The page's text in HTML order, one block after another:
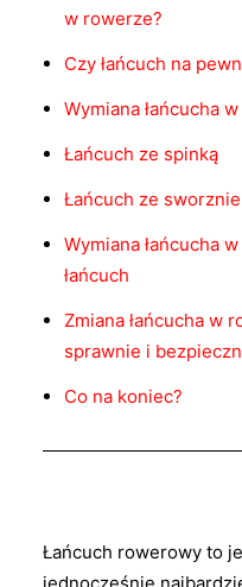
w rowerze?
Czy łańcuch na
Wymiana łańcucha
Łańcuch ze spinką
Łańcuch ze
Wymiana łańcucha
łańcuch
Zmiana łańcucha w
sprawnie i
Co na koniec?
Łańcuch rowerowy to